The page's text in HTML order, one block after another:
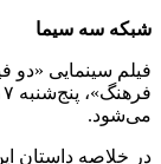
شبکه سه سیما
فیلم سینمایی «دو
می‌شود.
در خلاصه داستان